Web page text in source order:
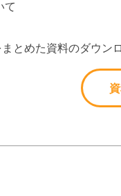
て
とめた資料のダウン